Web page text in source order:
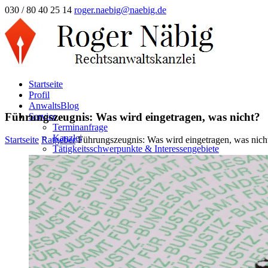
030 / 80 40 25 14 roger.naebig@naebig.de
Startseite
Profil
AnwaltsBlog
Service
Terminanfrage
Kanzlei
Tätigkeitsschwerpunkte & Interessengebiete
Erbrecht
Familienrecht
Mietrecht/WEG
Arbeitsrecht
Vertragsrecht/Inkasso
Verkehrsstrafrecht/OWi
Unfallregulierung
Strafrecht/Steuerstrafrecht
Scheidung Online
Frage & Antwort
Führungszeugnis: Was wird eingetragen, was nicht?
Startseite Ratgeber Führungszeugnis: Was wird eingetragen, was